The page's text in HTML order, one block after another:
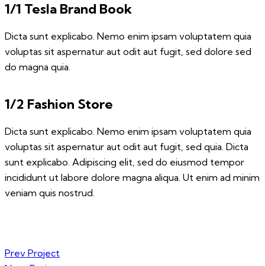
1/1 Tesla Brand Book
Dicta sunt explicabo. Nemo enim ipsam voluptatem quia
voluptas sit aspernatur aut odit aut fugit, sed dolore sed
do magna quia.
1/2 Fashion Store
Dicta sunt explicabo. Nemo enim ipsam voluptatem quia
voluptas sit aspernatur aut odit aut fugit, sed quia. Dicta
sunt explicabo. Adipiscing elit, sed do eiusmod tempor
incididunt ut labore dolore magna aliqua. Ut enim ad minim
veniam quis nostrud.
Post
Prev Project